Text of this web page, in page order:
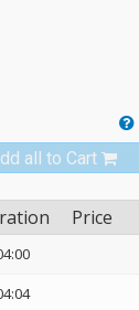
all to Cart
Price